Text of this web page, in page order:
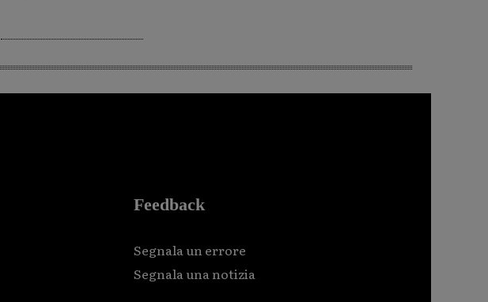
Feedback
Segnala un errore
Segnala una notizia